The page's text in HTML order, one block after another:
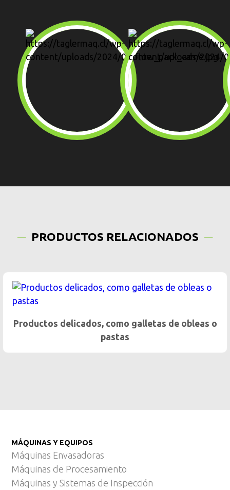
PRODUCTOS RELACIONADOS
Productos delicados, como galletas de obleas o
pastas
MÁQUINAS Y EQUIPOS
Máquinas Envasadoras
Máquinas de Procesamiento
Máquinas y Sistemas de Inspección